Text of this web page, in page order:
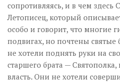
сопротивляясь, и в чем здесь
Летописец, который
особо и говорит, что многие
подвигах, но почтены святые
не хотели поднять руки на
старшего брата — Святополка,
власть. Они не хотели